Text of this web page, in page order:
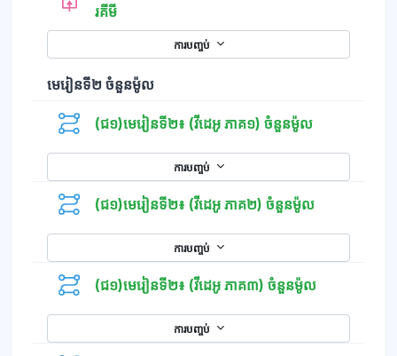
រគីមី
ការបញ្ចប់
មេរៀនទី២ ចំនួនម៉ូល
(ជ១)មេរៀនទី២៖ (វីដេអូ ភាគ១) ចំនួនម៉ូល
ការបញ្ចប់
(ជ១)មេរៀនទី២៖ (វីដេអូ ភាគ២) ចំនួនម៉ូល
ការបញ្ចប់
(ជ១)មេរៀនទី២៖ (វីដេអូ ភាគ៣) ចំនួនម៉ូល
ការបញ្ចប់